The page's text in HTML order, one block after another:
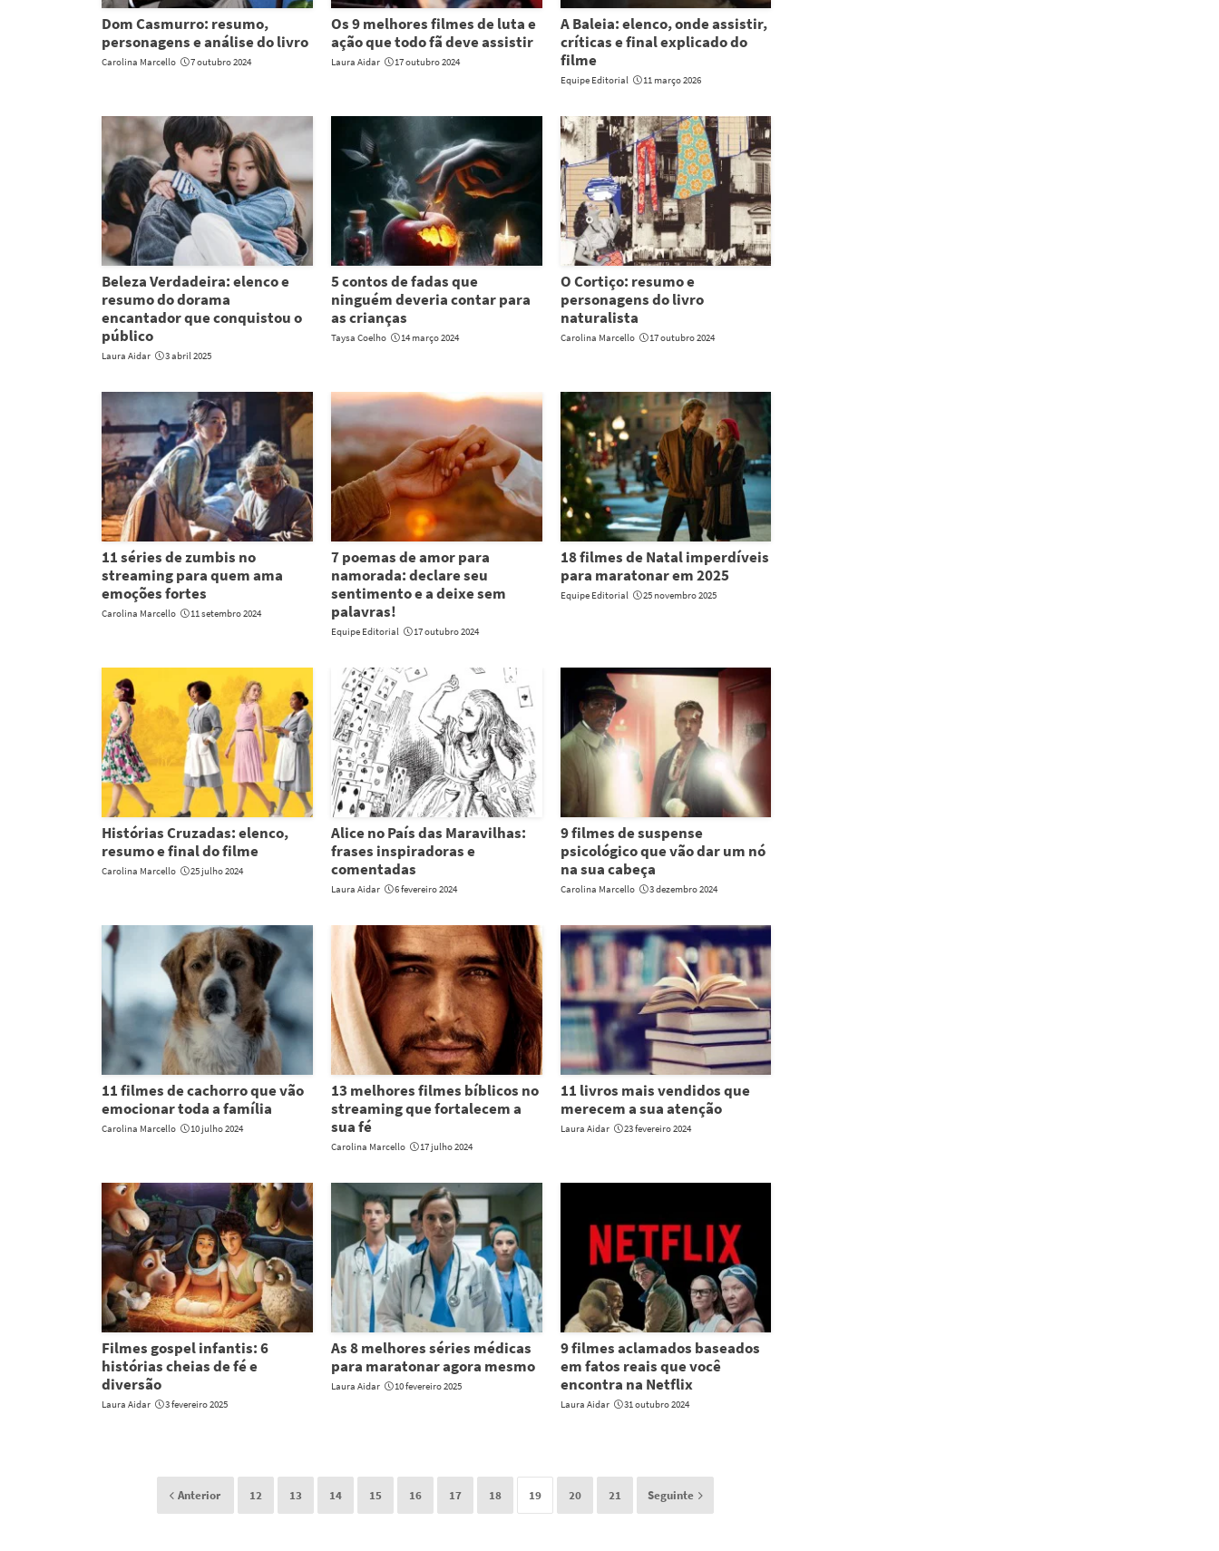
Dom Casmurro: resumo,
personagens e análise do livro
Carolina Marcello 7 outubro 2024
Os 9 melhores filmes de luta e
ação que todo fã deve assistir
Laura Aidar 17 outubro 2024
A Baleia: elenco, onde assistir,
críticas e final explicado do
filme
Equipe Editorial 11 março 2026
Beleza Verdadeira: elenco e
resumo do dorama
encantador que conquistou o
público
Laura Aidar 3 abril 2025
5 contos de fadas que
ninguém deveria contar para
as crianças
Taysa Coelho 14 março 2024
O Cortiço: resumo e
personagens do livro
naturalista
Carolina Marcello 17 outubro 2024
11 séries de zumbis no
streaming para quem ama
emoções fortes
Carolina Marcello 11 setembro 2024
7 poemas de amor para
namorada: declare seu
sentimento e a deixe sem
palavras!
Equipe Editorial 17 outubro 2024
18 filmes de Natal imperdíveis
para maratonar em 2025
Equipe Editorial 25 novembro 2025
Histórias Cruzadas: elenco,
resumo e final do filme
Carolina Marcello 25 julho 2024
Alice no País das Maravilhas:
frases inspiradoras e
comentadas
Laura Aidar 6 fevereiro 2024
9 filmes de suspense
psicológico que vão dar um nó
na sua cabeça
Carolina Marcello 3 dezembro 2024
11 filmes de cachorro que vão
emocionar toda a família
Carolina Marcello 10 julho 2024
13 melhores filmes bíblicos no
streaming que fortalecem a
sua fé
Carolina Marcello 17 julho 2024
11 livros mais vendidos que
merecem a sua atenção
Laura Aidar 23 fevereiro 2024
Filmes gospel infantis: 6
histórias cheias de fé e
diversão
Laura Aidar 3 fevereiro 2025
As 8 melhores séries médicas
para maratonar agora mesmo
Laura Aidar 10 fevereiro 2025
9 filmes aclamados baseados
em fatos reais que você
encontra na Netflix
Laura Aidar 31 outubro 2024
Anterior 12 13 14 15 16 17 18 19 20 21 Seguinte